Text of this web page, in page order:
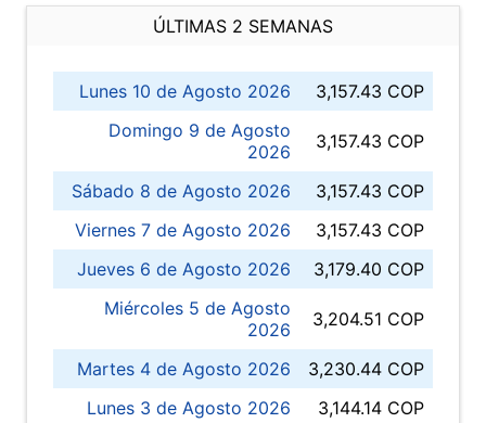
ÚLTIMAS 2 SEMANAS
Lunes 10 de Agosto 2026
3,157.43 COP
Domingo 9 de Agosto
2026
3,157.43 COP
Sábado 8 de Agosto 2026
3,157.43 COP
Viernes 7 de Agosto 2026
3,157.43 COP
Jueves 6 de Agosto 2026
3,179.40 COP
Miércoles 5 de Agosto
2026
3,204.51 COP
Martes 4 de Agosto 2026
3,230.44 COP
Lunes 3 de Agosto 2026
3,144.14 COP